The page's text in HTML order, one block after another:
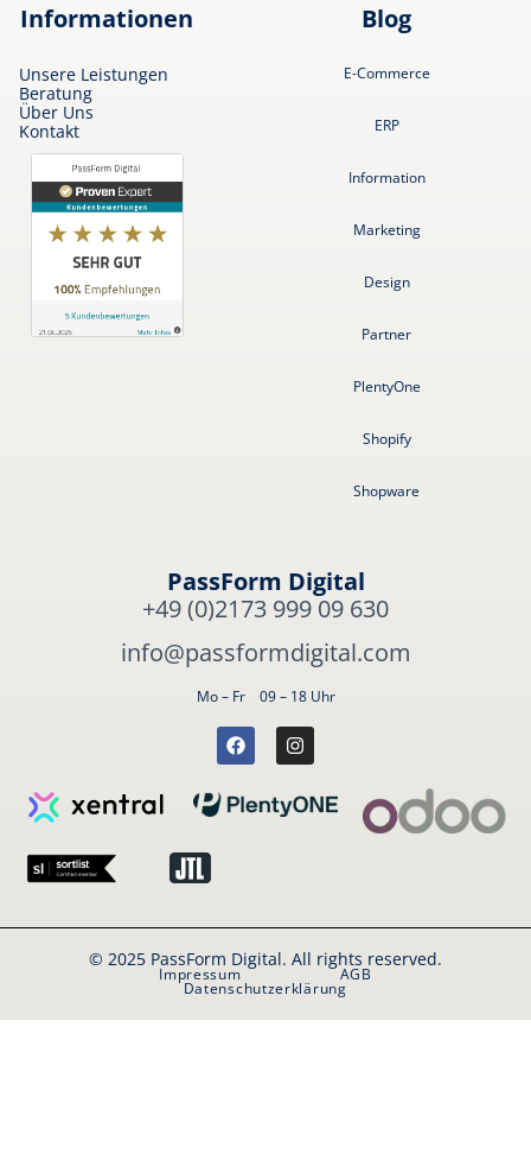
Informationen
Unsere Leistungen
Beratung
Über Uns
Kontakt
Blog
E-Commerce
ERP
Information
Marketing
Design
Partner
PlentyOne
Shopify
Shopware
PassForm Digital
+49 (0)2173 999 09 630
info@passformdigital.com
Mo – Fr 09 – 18 Uhr
© 2025 PassForm Digital. All rights reserved.
Impressum AGB
Datenschutzerklärung